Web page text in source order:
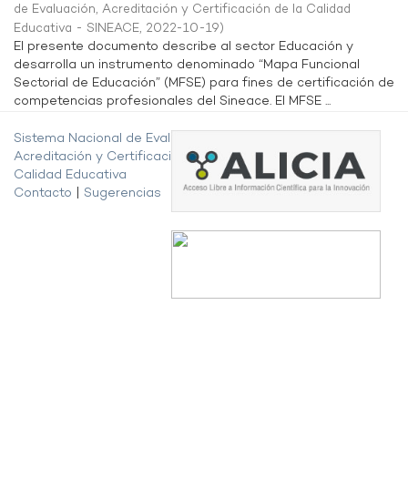
de Evaluación, Acreditación y Certificación de la Calidad
Educativa - SINEACE, 2022-10-19)
El presente documento describe al sector Educación y
desarrolla un instrumento denominado “Mapa Funcional
Sectorial de Educación” (MFSE) para fines de certificación de
competencias profesionales del Sineace. El MFSE ...
Sistema Nacional de Evaluación,
Acreditación y Certificación de la
Calidad Educativa
Contacto
Sugerencias